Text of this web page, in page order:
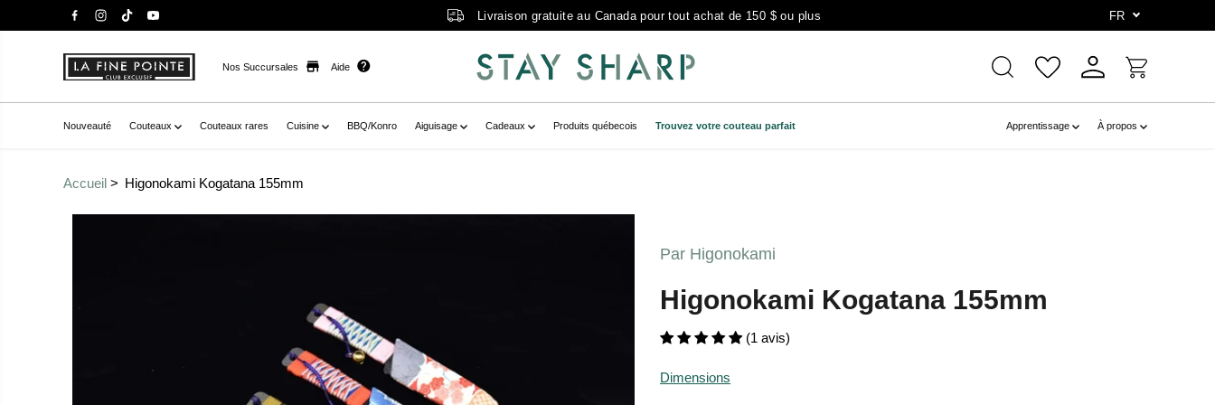
Livraison gratuite au Canada pour tout achat de 150 $ ou plus FR
Nos Succursales Aide
Nouveauté Couteaux Couteaux rares Cuisine BBQ/Konro Aiguisage Cadeaux Produits québecois Trouvez votre couteau parfait Apprentissage À propos
Accueil Higonokami Kogatana 155mm
Par Higonokami
Higonokami Kogatana 155mm
(1 avis)
Dimensions